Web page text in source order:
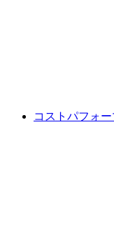
コストパフォー